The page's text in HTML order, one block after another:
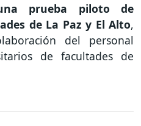
prueba piloto de
de La Paz y El Alto,
del personal
de facultades de